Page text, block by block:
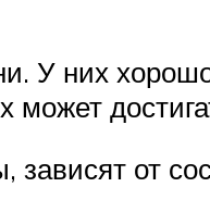
У них
может
от